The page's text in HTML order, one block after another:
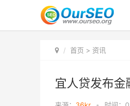
首页 > 资讯
宜人贷发布金